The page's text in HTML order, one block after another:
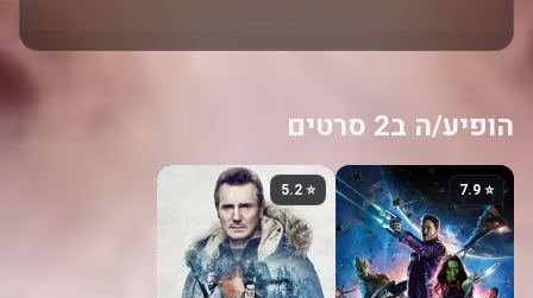
הופיע/ה ב2 סרטים
⭐ 7.9
⭐ 5.2